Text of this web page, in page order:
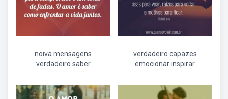
noiva mensagens
verdadeiro saber
verdadeiro capazes
emocionar inspirar